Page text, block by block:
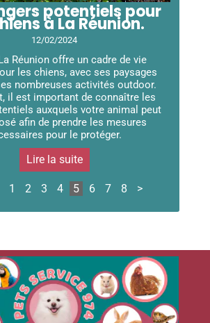
potentiels pour
à La Réunion.
12/02/2024
Réunion offre un cadre de vie
les chiens, avec ses paysages
nombreuses activités outdoor.
il est important de connaître les
auxquels votre animal peut
afin de prendre les mesures
pour le protéger.
Lire la suite
1 2 3 4 5 6 7 8 >